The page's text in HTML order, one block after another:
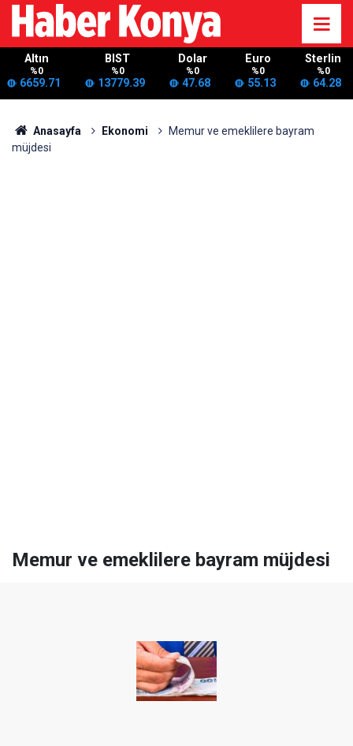
Altın
%0
6659.71
BIST
%0
13779.39
Dolar
%0
47.68
Euro
%0
55.13
Sterlin
%0
64.28
Anasayfa Ekonomi
Memur ve emeklilere bayram
müjdesi
Memur ve emeklilere bayram müjdesi